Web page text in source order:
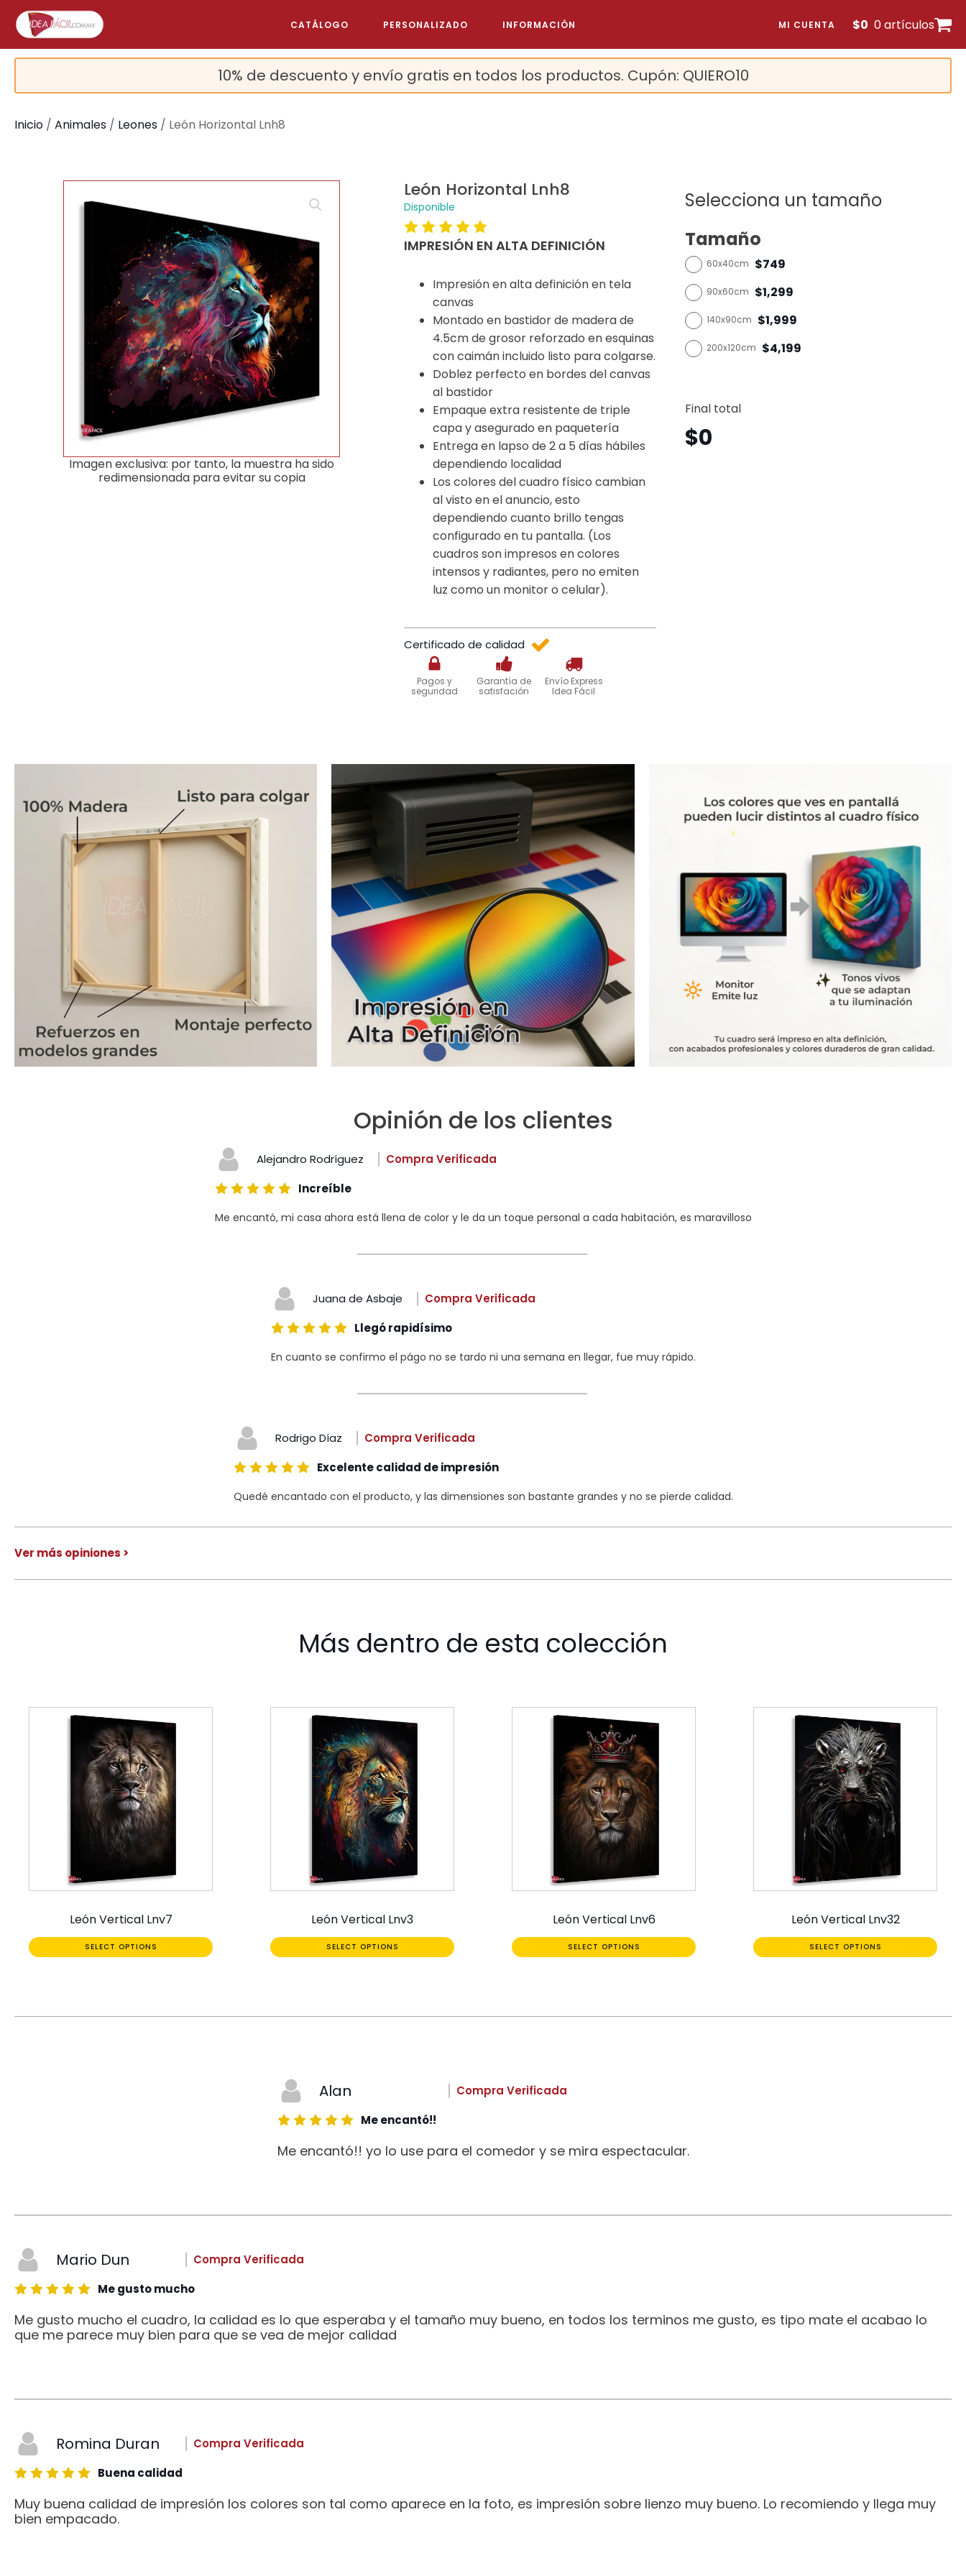
CATÁLOGO PERSONALIZADO INFORMACIÓN MI CUENTA $0 0 artículos
10% de descuento y envío gratis en todos los productos. Cupón: QUIERO10
Inicio / Animales / Leones / León Horizontal Lnh8
Imagen exclusiva: por tanto, la muestra ha sido
redimensionada para evitar su copia
León Horizontal Lnh8
Disponible
IMPRESIÓN EN ALTA DEFINICIÓN
Impresión en alta definición en tela
canvas
Montado en bastidor de madera de
4.5cm de grosor reforzado en esquinas
con caimán incluido listo para colgarse.
Doblez perfecto en bordes del canvas
al bastidor
Empaque extra resistente de triple
capa y asegurado en paquetería
Entrega en lapso de 2 a 5 días hábiles
dependiendo localidad
Los colores del cuadro físico cambian
al visto en el anuncio, esto
dependiendo cuanto brillo tengas
configurado en tu pantalla. (Los
cuadros son impresos en colores
intensos y radiantes, pero no emiten
luz como un monitor o celular).
Certificado de calidad
Pagos y
seguridad
Garantía de
satisfación
Envío Express
Idea Fácil
Selecciona un tamaño
Tamaño
60x40cm $749
90x60cm $1,299
140x90cm $1,999
200x120cm $4,199
Final total
$0
Opinión de los clientes
Alejandro Rodríguez
Compra Verificada
Increíble
Me encantó, mi casa ahora está llena de color y le da un toque personal a cada habitación, es maravilloso
Juana de Asbaje
Compra Verificada
Llegó rapidísimo
En cuanto se confirmo el págo no se tardo ni una semana en llegar, fue muy rápido.
Rodrigo Díaz
Compra Verificada
Excelente calidad de impresión
Quedé encantado con el producto, y las dimensiones son bastante grandes y no se pierde calidad.
Ver más opiniones >
Más dentro de esta colección
León Vertical Lnv7
SELECT OPTIONS
León Vertical Lnv3
SELECT OPTIONS
León Vertical Lnv6
SELECT OPTIONS
León Vertical Lnv32
SELECT OPTIONS
Alan
Compra Verificada
Me encantó!!
Me encantó!! yo lo use para el comedor y se mira espectacular.
Mario Dun
Compra Verificada
Me gusto mucho
Me gusto mucho el cuadro, la calidad es lo que esperaba y el tamaño muy bueno, en todos los terminos me gusto, es tipo mate el acabao lo
que me parece muy bien para que se vea de mejor calidad
Romina Duran
Compra Verificada
Buena calidad
Muy buena calidad de impresión los colores son tal como aparece en la foto, es impresión sobre lienzo muy bueno. Lo recomiendo y llega muy
bien empacado.